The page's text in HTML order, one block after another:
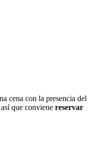
cena con la presencia del
que conviene reservar